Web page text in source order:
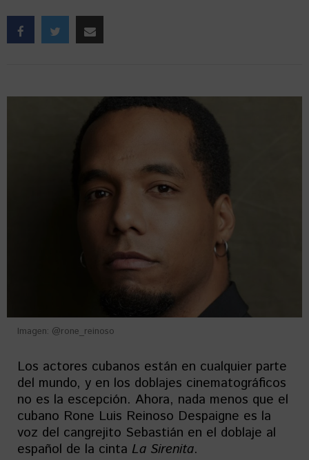
Imagen: @rone_reinoso
Los actores cubanos están en cualquier parte
del mundo, y en los doblajes cinematográficos
no es la escepción. Ahora, nada menos que el
cubano Rone Luis Reinoso Despaigne es la
voz del cangrejito Sebastián en el doblaje al
español de la cinta La Sirenita.